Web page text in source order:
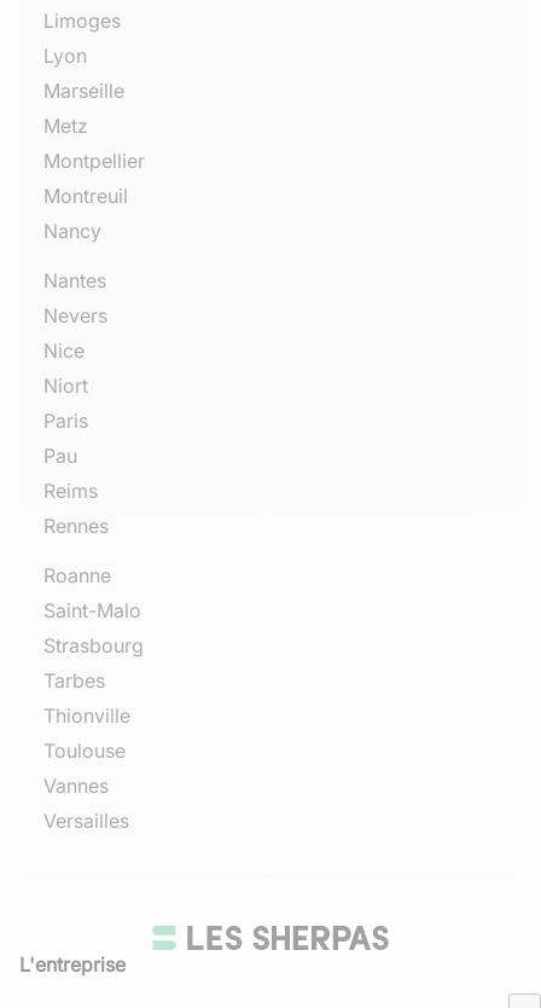
Limoges
Lyon
Marseille
Metz
Montpellier
Montreuil
Nancy
Nantes
Nevers
Nice
Niort
Paris
Pau
Reims
Rennes
Roanne
Saint-Malo
Strasbourg
Tarbes
Thionville
Toulouse
Vannes
Versailles
L'entreprise